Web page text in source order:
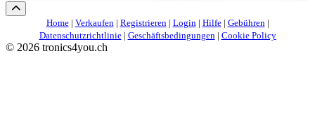
Home| Verkaufen| Registrieren| Login| Hilfe| Gebühren|
Datenschutzrichtlinie| Geschäftsbedingungen| Cookie Policy
© 2026 tronics4you.ch